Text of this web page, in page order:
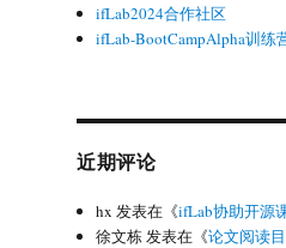
ifLab2024合作社区
ifLab-BootCampAlpha训练
近期评论
hx 发表在《ifLab协助开源
徐文栋 发表在《论文阅读